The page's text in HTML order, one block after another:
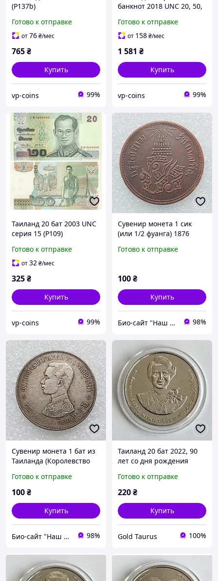
(P137b)
Готово к отправке
от76₴/мес
765₴
Купить
vp-coins 99%
банкнот 2018 UNC 20, 50,
Готово к отправке
от 158₴/мес
1 581 ₴
Купить
vp-coins 99%
Таиланд 20 бат 2003 UNC
серия 15 (P109)
Готово к отправке
от32₴/мес
325₴
Купить
vp-coins 99%
Сувенир монета 1 сик
(или 1/2 фуанга) 1876
Готово к отправке
100₴
Купить
Био-сайт "Наш Восток" 98%
Сувенир монета 1 бат из
Таиланда (Королевство
(Чулалонгкорна)
Готово к отправке
100₴
Купить
Био-сайт "Наш Восток" 98%
Таиланд 20 бат 2022, 90
лет со дня рождения
Готово к отправке
220₴
Купить
Gold Taurus 100%